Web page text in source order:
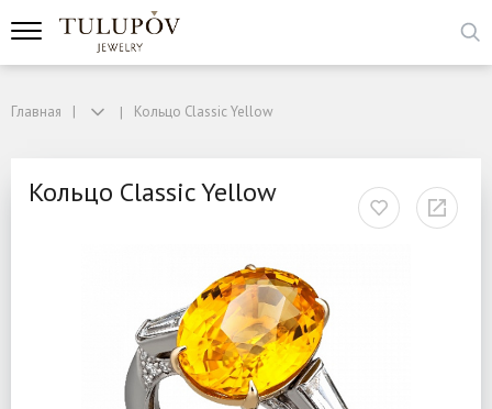
Главная Кольцо Classic Yellow
Кольцо Classic Yellow